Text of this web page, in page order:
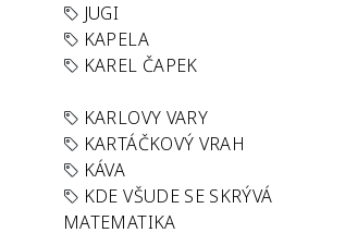
JUGI
KAPELA
KAREL ČAPEK
KARLOVY VARY
KARTÁČKOVÝ VRAH
KÁVA
KDE VŠUDE SE SKRÝVÁ
MATEMATIKA